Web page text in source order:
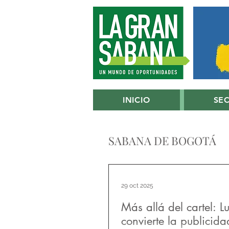
INICIO
SABANA DE BOGOTÁ
Más allá del cartel:
convierte la
29 oct 2025